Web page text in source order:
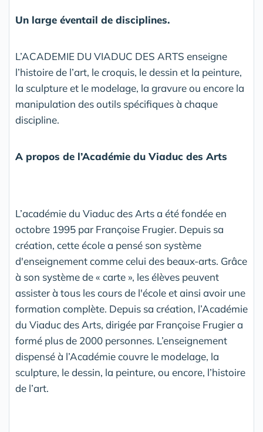
Un large éventail de disciplines.
L’ACADEMIE DU VIADUC DES ARTS enseigne
l’histoire de l’art, le croquis, le dessin et la peinture,
la sculpture et le modelage, la gravure ou encore la
manipulation des outils spécifiques à chaque
discipline.
A propos de l’Académie du Viaduc des Arts
L’académie du Viaduc des Arts a été fondée en
octobre 1995 par Françoise Frugier. Depuis sa
création, cette école a pensé son système
d'enseignement comme celui des beaux-arts. Grâce
à son système de « carte », les élèves peuvent
assister à tous les cours de l'école et ainsi avoir une
formation complète. Depuis sa création, l’Académie
du Viaduc des Arts, dirigée par Françoise Frugier a
formé plus de 2000 personnes. L’enseignement
dispensé à l’Académie couvre le modelage, la
sculpture, le dessin, la peinture, ou encore, l’histoire
de l’art.